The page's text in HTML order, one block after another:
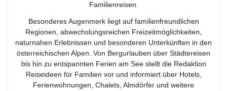
Familienreisen.
Besonderes Augenmerk liegt auf familienfreundlichen
Regionen, abwechslungsreichen Freizeitmöglichkeiten,
naturnahen Erlebnissen und besonderen Unterkünften in den
österreichischen Alpen. Von Bergurlauben über Städtereisen
bis hin zu entspannten Ferien am See stellt die Redaktion
Reiseideen für Familien vor und informiert über Hotels,
Ferienwohnungen, Chalets, Almdörfer und weitere